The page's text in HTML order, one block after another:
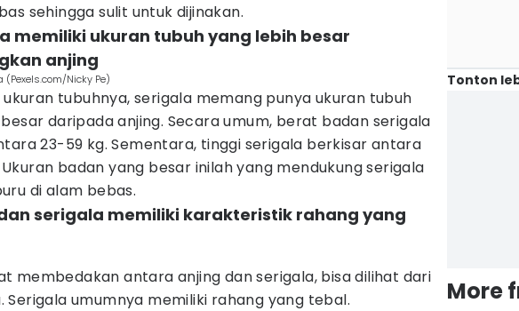
sehingga sulit untuk dijinakan.
memiliki ukuran tubuh yang lebih besar
anjing
Nicky Pe)
tubuhnya, serigala memang punya ukuran tubuh
daripada anjing. Secara umum, berat badan serigala
23-59 kg. Sementara, tinggi serigala berkisar antara
badan yang besar inilah yang mendukung serigala
di alam bebas.
serigala memiliki karakteristik rahang yang
membedakan antara anjing dan serigala, bisa dilihat dari
Serigala umumnya memiliki rahang yang tebal.
Tonton
More